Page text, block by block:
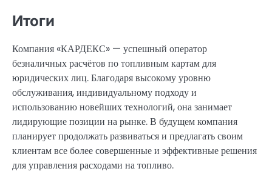
Итоги
Компания «КАРДЕКС» — успешный оператор
безналичных расчётов по топливным картам для
юридических лиц. Благодаря высокому уровню
обслуживания, индивидуальному подходу и
использованию новейших технологий, она занимает
лидирующие позиции на рынке. В будущем компания
планирует продолжать развиваться и предлагать своим
клиентам все более совершенные и эффективные решения
для управления расходами на топливо.